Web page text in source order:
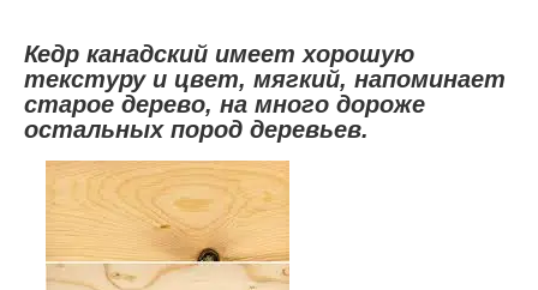
Кедр канадский имеет хорошую
текстуру и цвет, мягкий, напоминает
старое дерево, на много дороже
остальных пород деревьев.